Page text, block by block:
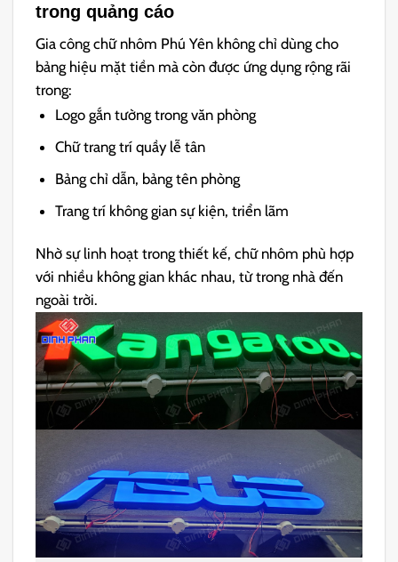
trong quảng cáo
Gia công chữ nhôm Phú Yên không chỉ dùng cho
bảng hiệu mặt tiền mà còn được ứng dụng rộng rãi
trong:
Logo gắn tường trong văn phòng
Chữ trang trí quầy lễ tân
Bảng chỉ dẫn, bảng tên phòng
Trang trí không gian sự kiện, triển lãm
Nhờ sự linh hoạt trong thiết kế, chữ nhôm phù hợp
với nhiều không gian khác nhau, từ trong nhà đến
ngoài trời.